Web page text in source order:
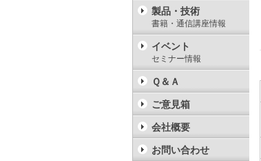
製品・技術
書籍・通信講座情報
イベント
セミナー情報
Ｑ＆Ａ
ご意見箱
会社概要
お問い合わせ